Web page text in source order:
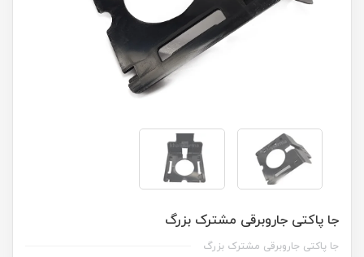
جا پاکتی جاروبرقی مشترک بزرگ
جا پاکتی جاروبرقی مشترک بزرگ